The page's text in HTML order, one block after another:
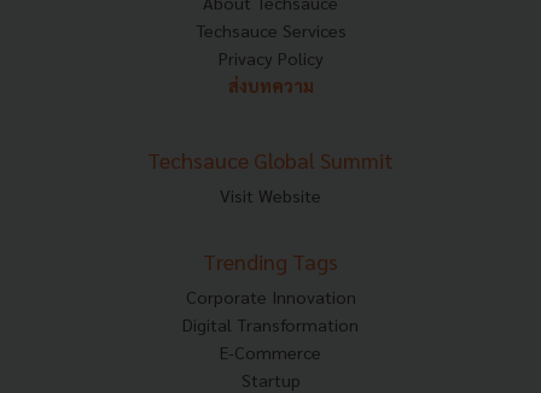
Techsauce Services
Privacy Policy
ส่งบทความ
Techsauce Global Summit
Visit Website
Trending Tags
Corporate Innovation
Digital Transformation
E-Commerce
Startup